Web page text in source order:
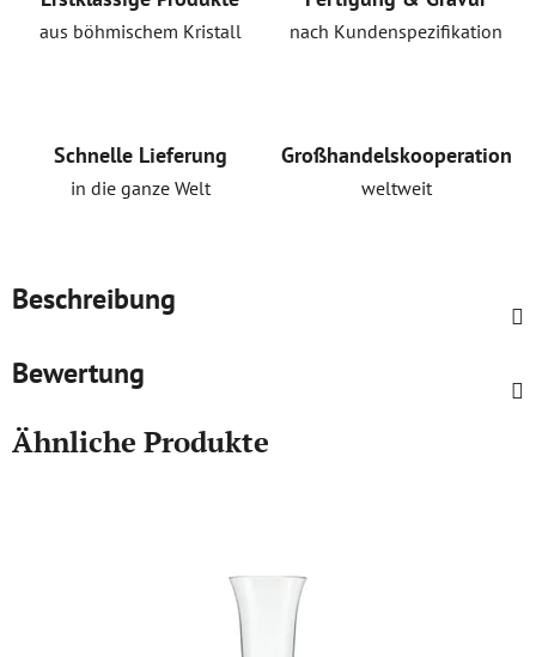
aus böhmischem Kristall nach Kundenspezifikation
Schnelle Lieferung
in die ganze Welt
Großhandelskooperation
weltweit
Beschreibung
Bewertung
Ähnliche Produkte